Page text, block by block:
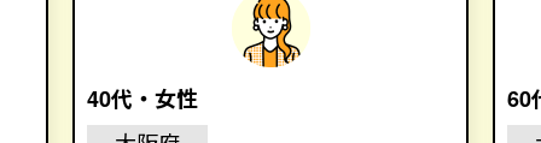
40代・女性
60